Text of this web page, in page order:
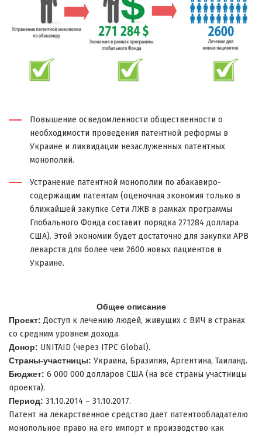
Повышение осведомленности общественности о
необходимости проведения патентной реформы в
Украине и ликвидации незаслуженных патентных
монополий.
Устранение патентной монополии по абакавиро-
содержащим патентам (оценочная экономия только в
ближайшей закупке Сети ЛЖВ в рамках программы
Глобального Фонда составит порядка 271284 доллара
США). Этой экономии будет достаточно для закупки АРВ
лекарств для более чем 2600 новых пациентов в
Украине.
Общее описание
Проект: Доступ к лечению людей, живущих с ВИЧ в странах
со средним уровнем дохода.
Донор: UNITAID (через ITPC Global).
Страны-участницы: Украина, Бразилия, Аргентина, Таиланд.
Бюджет: 6 000 000 долларов США (на все страны участницы
проекта).
Период: 31.10.2014 – 31.10.2017.
Патент на лекарственное средство дает патентообладателю
монопольное право на его импорт и производство как